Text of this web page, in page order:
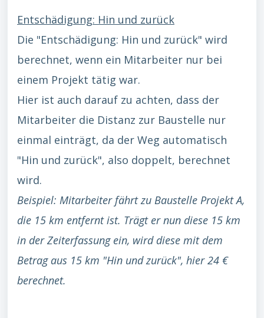
Entschädigung: Hin und zurück
Die "Entschädigung: Hin und zurück" wird
berechnet, wenn ein Mitarbeiter nur bei
einem Projekt tätig war.
Hier ist auch darauf zu achten, dass der
Mitarbeiter die Distanz zur Baustelle nur
einmal einträgt, da der Weg automatisch
"Hin und zurück", also doppelt, berechnet
wird.
Beispiel: Mitarbeiter fährt zu Baustelle Projekt A,
die 15 km entfernt ist. Trägt er nun diese 15 km
in der Zeiterfassung ein, wird diese mit dem
Betrag aus 15 km "Hin und zurück", hier 24 €
berechnet.